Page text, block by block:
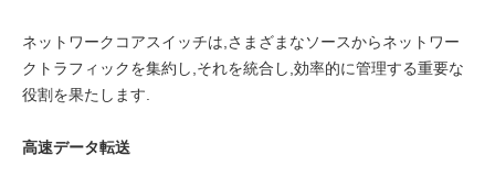
ネットワークコアスイッチは,さまざまなソースからネットワー
クトラフィックを集約し,それを統合し,効率的に管理する重要な
役割を果たします.
高速データ転送